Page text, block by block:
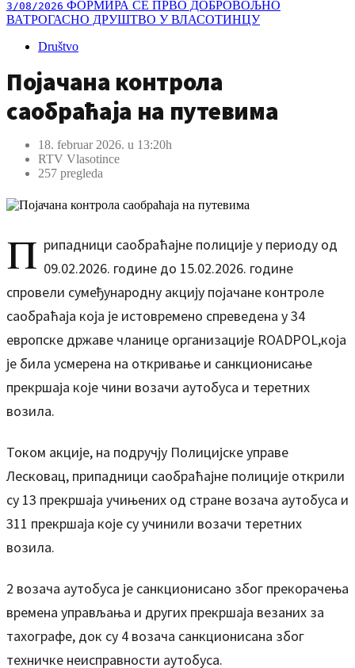
3/08/2026 ФОРМИРА СЕ ПРВО ДОБРОВОЉНО
ВАТРОГАСНО ДРУШТВО У ВЛАСОТИНЦУ
Društvo
Појачана контрола
саобраћаја на путевима
18. februar 2026. u 13:20h
RTV Vlasotince
257 pregleda
П рипадници саобраћајне полиције у периоду од
09.02.2026. године до 15.02.2026. године
спровели сумеђународну акцију појачане контроле
саобраћаја која је истовремено спреведена у 34
европске државе чланице организације ROADPOL,која
је била усмерена на откривање и санкционисање
прекршаја које чини возачи аутобуса и теретних
возила.
Током акције, на подручју Полицијске управе
Лесковац, припадници саобраћајне полиције открили
су 13 прекршаја учињених од стране возача аутобуса и
311 прекршаја које су учинили возачи теретних
возила.
2 возача аутобуса је санкционисано због прекорачења
времена управљања и других прекршаја везаних за
тахографе, док су 4 возача санкционисана због
техничке неисправности аутобуса.